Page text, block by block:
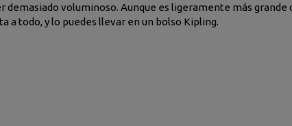
demasiado voluminoso. Aunque es ligeramente más grande
a todo, y lo puedes llevar en un bolso Kipling.